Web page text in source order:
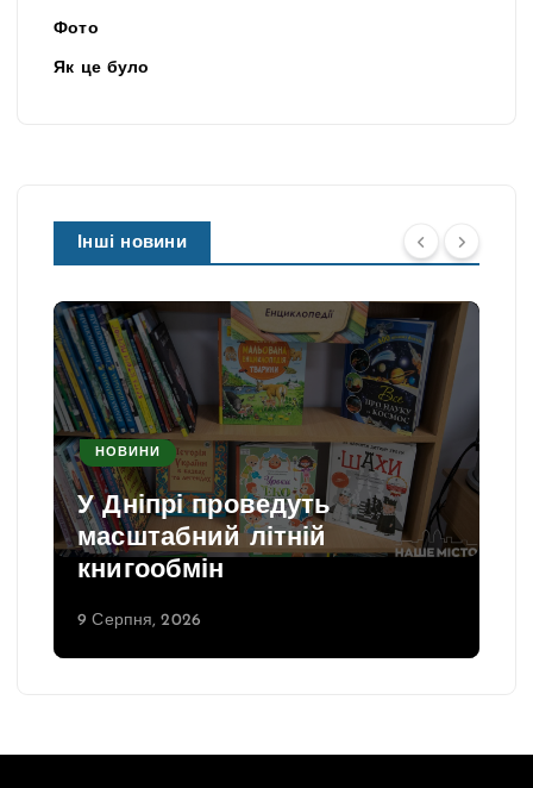
Фото
Як це було
Інші новини
НОВИНИ
У Дніпрі проведуть
масштабний літній
книгообмін
9 Серпня, 2026